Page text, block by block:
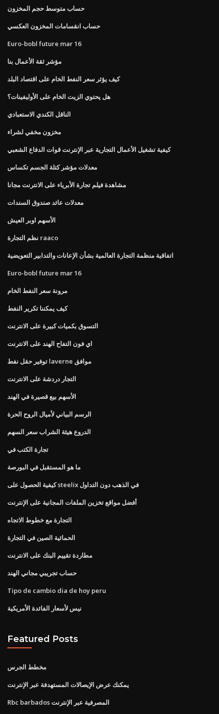
حساب متوسط ​​حجم المخزون
حساب انقسامات المخزون العكسي
Euro-bobl future mar 16
مؤشر ثقة الأعمال بنا
كيف يؤثر سعر النفط الخام على اقتصاد البلد
هل يحتوي الزيت الخام على الأوليفينات؟
الناقل الكندي الاستعبادي
مخزون مخفي لشراء
كيفية تشغيل الأعمال التجارية عبر الإنترنت قوات الدفاع الشعبي
معدلات مؤشر كتلة الجسم تكساس
مشاهدة فيلم تجارة الأبرياء على الانترنت مجانا
معدلات عائد صندوق السندات
الأسهم اوبر العيش
نظم التجارة raaco
اتفاقية منظمة التجارة العالمية بشأن الإعانات والتدابير التعويضية
Euro-bobl future mar 16
مرونة سعر النفط الخام
كيف يمكننا تكرير النفط
التسوق بكميات كبيرة على الانترنت
اي فون التفاح الهند على الانترنت
توفير حقل نفط laverne موافق
التجار دردشة على الانترنت
الأسهم بيع قصيرة في الهند
الرسم البياني لأميال الروح الحرة
الدروع هيئة الشراب سعر السهم
تجارة الكتب في
ما هو المستقبل في البورصة
كيفية الحصول على steelix في الذهب دون التداول
أفضل مواقع تخزين الملفات المجانية على الإنترنت
التجارة مع خطوط الاتجاه
الحمائية الصين في التجارة
مطاردة تقييم البنك على الانترنت
حساب تجريبي مجاني الهند
Tipo de cambio dia de hoy peru
نيس لأسعار الفائدة الأمريكية
Featured Posts
مخطط الجرس
يمكنك عرض الإيصالات المستهدفة عبر الإنترنت
Rbc barbados المصرفية عبر الإنترنت